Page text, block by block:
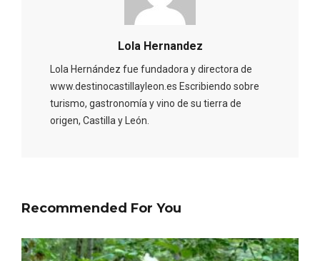
Lola Hernandez
Lola Hernández fue fundadora y directora de
www.destinocastillayleon.es Escribiendo sobre
turismo, gastronomía y vino de su tierra de
origen, Castilla y León.
Recommended For You
Velay, una imagen renovada para el